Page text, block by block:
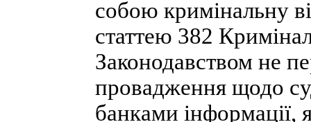
собою кримінальну
статтею 382
Законодавством не
провадження щодо
банками інформації,